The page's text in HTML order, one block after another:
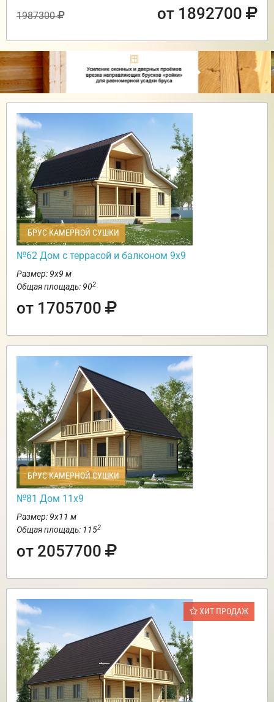
1987300 от 1892700
БРУС КАМЕРНОЙ СУШКИ
№62 Дом c террасой и балконом 9х9
Размер: 9х9 м
Общая площадь: 902
от 1705700
БРУС КАМЕРНОЙ СУШКИ
№81 Дом 11х9
Размер: 9х11 м
Общая площадь: 1152
от 2057700
ХИТ ПРОДАЖ